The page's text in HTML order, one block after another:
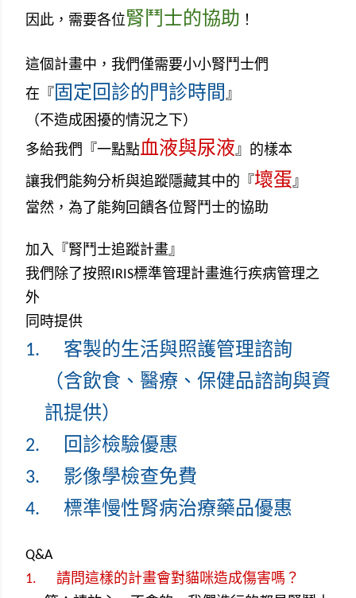
因此，需要各位腎鬥士的協助 ！
這個計畫中，我們僅需要小小腎鬥士們
在『 固定回診的門診時間』
（不造成困擾的情況之下）
多給我們『一點點血液與尿液』的樣本
讓我們能夠分析與追蹤隱藏其中的『 壞蛋』
當然，為了能夠回饋各位腎鬥士的協助
加入『腎鬥士追蹤計畫』
我們除了按照IRIS標準管理計畫進行疾病管理之
外
同時提供
1.
客製的生活與照護管理諮詢
（含飲食、醫療、保健品諮詢與資
訊提供）
2.
回診檢驗優惠
3.
影像學檢查免費
4.
標準慢性腎病治療藥品優惠
Q&A
1.
請問這樣的計畫會對貓咪造成傷害嗎？